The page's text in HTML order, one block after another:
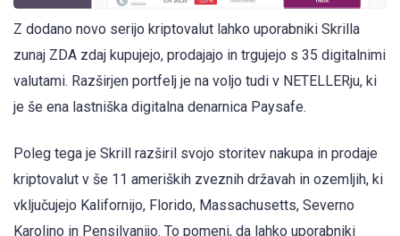
Z dodano novo serijo kriptovalut lahko uporabniki Skrilla
zunaj ZDA zdaj kupujejo, prodajajo in trgujejo s 35 digitalnimi
valutami. Razširjen portfelj je na voljo tudi v NETELLERju, ki
je še ena lastniška digitalna denarnica Paysafe.
Poleg tega je Skrill razširil svojo storitev nakupa in prodaje
kriptovalut v še 11 ameriških zveznih državah in ozemljih, ki
vključujejo Kalifornijo, Florido, Massachusetts, Severno
Karolino in Pensilvanijo. To pomeni, da lahko uporabniki